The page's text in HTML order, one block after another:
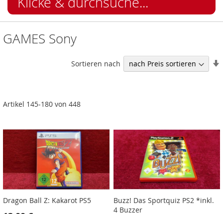
GAMES Sony
Artikel 145-180 von 448
Sortieren nach
Dragon Ball Z: Kakarot PS5
Buzz! Das Sportquiz PS2 *inkl.
4 Buzzer